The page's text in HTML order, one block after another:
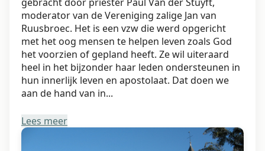
moderator van de Vereniging zalige Jan van
Ruusbroec. Het is een vzw die werd opgericht
met het oog mensen te helpen leven zoals God
het voorzien of gepland heeft. Ze wil uiteraard
heel in het bijzonder haar leden ondersteunen in
hun innerlijk leven en apostolaat. Dat doen we
aan de hand van in...
Lees meer